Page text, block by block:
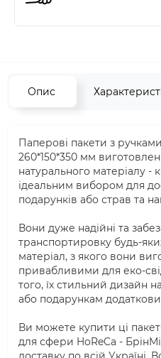
Опис
Паперові пакети з
260*150*350 мм виготовлені
натурального матеріалу -
ідеальним вибором для
подарунків або страв та
Вони дуже надійні та
транспортировку будь-
матеріал, з якого вони
привабливими для еко-
того, їх стильний дизайн
або подарункам
Ви можете купити ці
для сфери HoReCa -